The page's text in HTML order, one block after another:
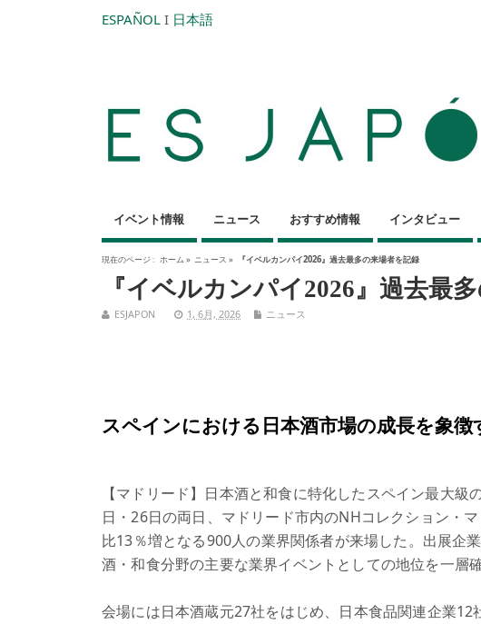
ESPAÑOL I 日本語
イベント情報 ニュース おすすめ情報 インタビュー
現在のページ : ホーム » ニュース » 『イベルカンパイ2026』過去最多の来場者を記録
『イベルカンパイ2026』過去最
ESJAPON 1, 6月, 2026 ニュース
スペインにおける日本酒市場の成長を象徴
【マドリード】日本酒と和食に特化したスペイン最大級
日・26日の両日、マドリード市内のNHコレクション・
比13％増となる900人の業界関係者が来場した。出展企
酒・和食分野の主要な業界イベントとしての地位を一層確
会場には日本酒蔵元27社をはじめ、日本食品関連企業12